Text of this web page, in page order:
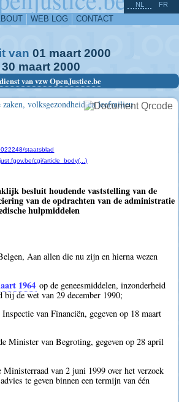
WEB LOG CONTACT
NL FR
van 01 maart 2000
30 maart 2000
van vzw OpenJustice.be
volksgezondheid en leefmilieu
staatsblad
cgi/article_body(...)
besluit houdende vaststelling van de
van de opdrachten van de administratie
hulpmiddelen
Aan allen die nu zijn en hierna wezen
1964 op de geneesmiddelen, inzonderheid
de wet van 29 december 1990;
van Financiën, gegeven op 18 maart
Minister van Begroting, gegeven op 28 april
Ministerraad van 2 juni 1999 over het verzoek
te geven binnen een termijn van één
^